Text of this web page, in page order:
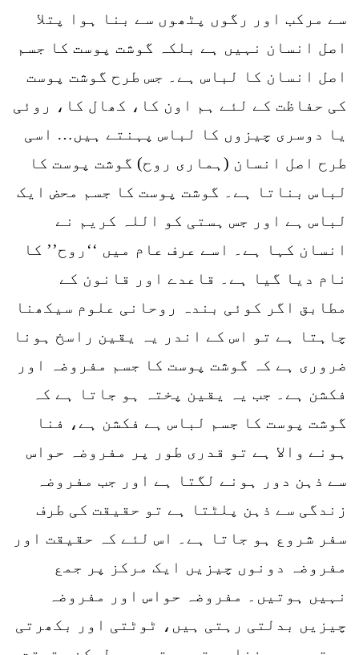
سے مرکب اور رگوں پٹھوں سے بنا ہوا پتلا
اصل انسان نہیں ہے بلکہ گوشت پوست کا جسم
اصل انسان کا لباس ہے۔ جس طرح گوشت پوست
کی حفاظت کے لئے ہم اون کا، کھال کا، روئی
یا دوسری چیزوں کا لباس پہنتے ہیں… اسی
طرح اصل انسان (ہماری روح) گوشت پوست کا
لباس بناتا ہے۔ گوشت پوست کا جسم محض ایک
لباس ہے اور جس ہستی کو اللہ کریم نے
انسان کہا ہے۔ اسے عرف عام میں ‘‘روح’’ کا
نام دیا گیا ہے۔ قاعدے اور قانون کے
مطابق اگر کوئی بندہ روحانی علوم سیکھنا
چاہتا ہے تو اس کے اندر یہ یقین راسخ ہونا
ضروری ہے کہ گوشت پوست کا جسم مفروضہ اور
فکشن ہے۔ جب یہ یقین پختہ ہو جاتا ہے کہ
گوشت پوست کا جسم لباس ہے فکشن ہے، فنا
ہونے والا ہے تو قدری طور پر مفروضہ حواس
سے ذہن دور ہونے لگتا ہے اور جب مفروضہ
زندگی سے ذہن پلٹتا ہے تو حقیقت کی طرف
سفر شروع ہو جاتا ہے۔ اس لئے کہ حقیقت اور
مفروضہ دونوں چیزیں ایک مرکز پر جمع
نہیں ہوتیں۔ مفروضہ حواس اور مفروضہ
چیزیں بدلتی رہتی ہیں، ٹوٹتی اور بکھرتی